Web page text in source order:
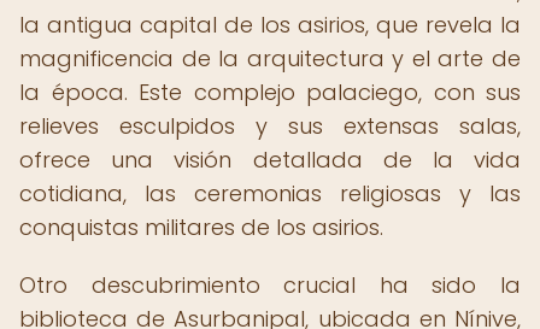
la antigua capital de los asirios, que revela la
magnificencia de la arquitectura y el arte de
la época. Este complejo palaciego, con sus
relieves esculpidos y sus extensas salas,
ofrece una visión detallada de la vida
cotidiana, las ceremonias religiosas y las
conquistas militares de los asirios.
Otro descubrimiento crucial ha sido la
biblioteca de Asurbanipal, ubicada en Nínive,